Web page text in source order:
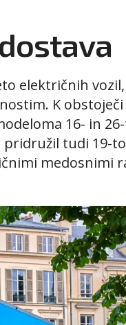
električnih
K
16- in
pridružil tudi 19-
medosnimi